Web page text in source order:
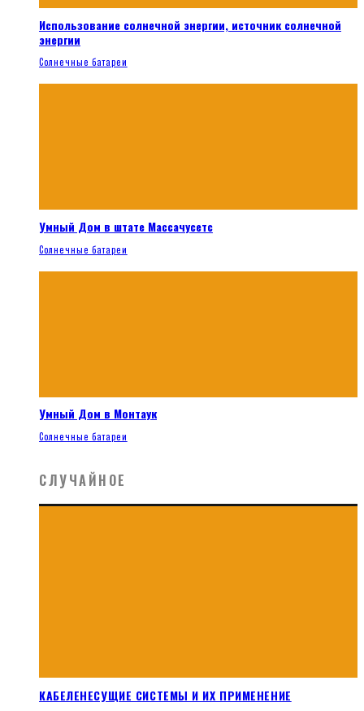
Использование солнечной энергии, источник солнечной
энергии
Солнечные батареи
Умный Дом в штате Массачусетс
Солнечные батареи
Умный Дом в Монтаук
Солнечные батареи
СЛУЧАЙНОЕ
КАБЕЛЕНЕСУЩИЕ СИСТЕМЫ И ИХ ПРИМЕНЕНИЕ